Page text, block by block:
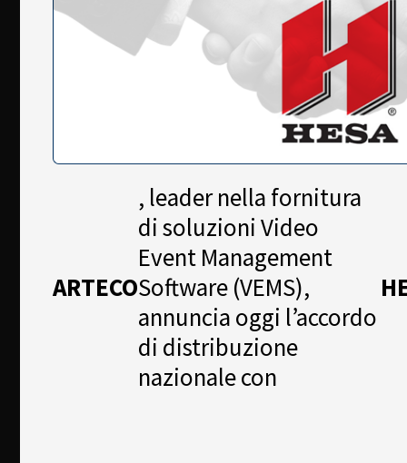
ARTECO
, leader nella fornitura
di soluzioni Video
Event Management
Software (VEMS),
annuncia oggi l’accordo
di distribuzione
nazionale con